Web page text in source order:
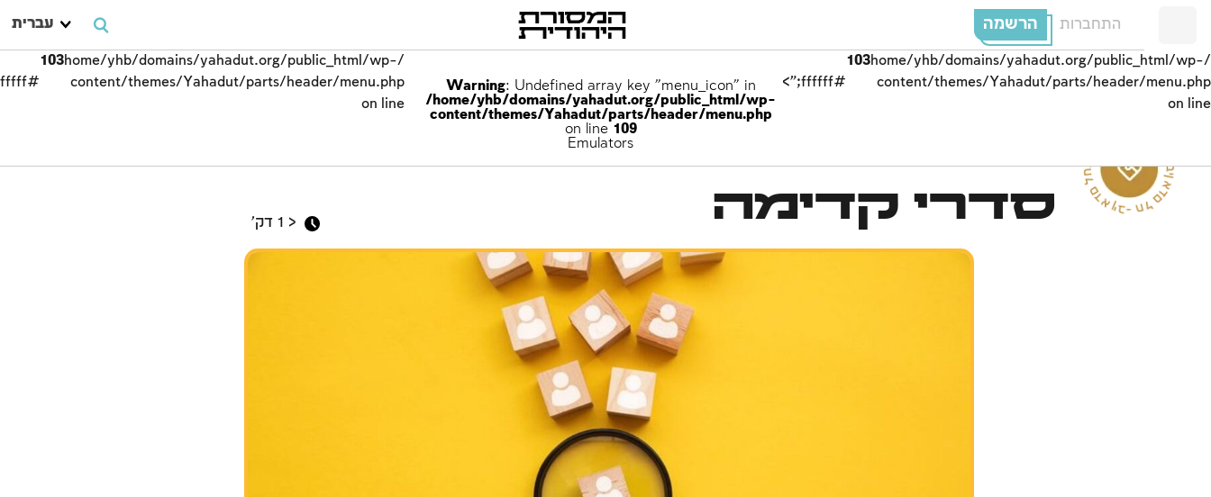
עברית הרשמה התחברות
/home/yhb/domains/yahadut.org/public_html/wp-
content/themes/Yahadut/parts/header/menu.php
on line
103
#ffffff;">
Warning: Undefined array key "menu_icon" in
/home/yhb/domains/yahadut.org/public_html/wp-
content/themes/Yahadut/parts/header/menu.php
on line 109
Emulators
/home/yhb/domains/yahadut.org/public_html/wp-
content/themes/Yahadut/parts/header/menu.php
on line
103
#ffffff;">
-
בין
א
ד
ם
ל
ח
ב
ר
ו
-
בין אדם ל
ח
ב
ר
ו
-
ב
י
ן
א
ד
ם
ל
חברו - סדרי קדימה < 1 דק'